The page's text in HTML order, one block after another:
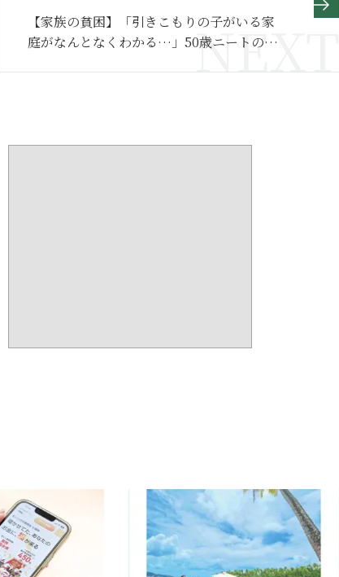
【家族の貧困】「引きこもりの子がいる家
庭がなんとなくわかる…」50歳ニートの息